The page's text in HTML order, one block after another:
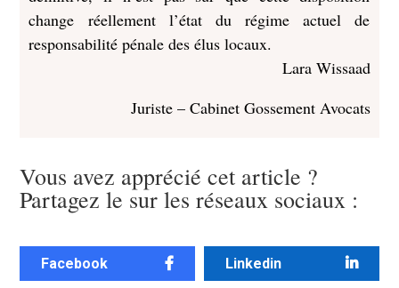
change réellement l’état du régime actuel de
responsabilité pénale des élus locaux.
Lara Wissaad
Juriste – Cabinet Gossement Avocats
Vous avez apprécié cet article ?
Partagez le sur les réseaux sociaux :
Facebook Linkedin